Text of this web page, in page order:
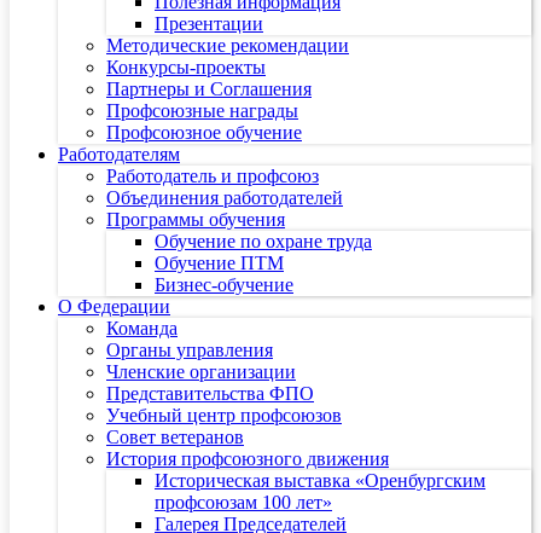
Презентации
Методические рекомендации
Конкурсы-проекты
Партнеры и Соглашения
Профсоюзные награды
Профсоюзное обучение
Работодателям
Работодатель и профсоюз
Объединения работодателей
Программы обучения
Обучение по охране труда
Обучение ПТМ
Бизнес-обучение
О Федерации
Команда
Органы управления
Членские организации
Представительства ФПО
Учебный центр профсоюзов
Совет ветеранов
История профсоюзного движения
Историческая выставка «Оренбургским
профсоюзам 100 лет»
Галерея Председателей